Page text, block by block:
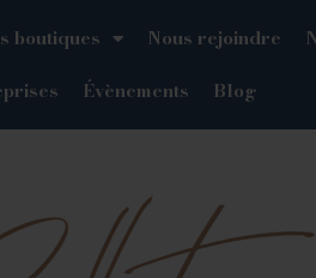
boutiques Nous rejoindre
Évènements Blog